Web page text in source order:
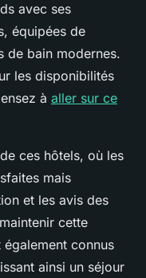
avec ses
équipées de
de bain modernes.
les disponibilités
à aller sur ce
ces hôtels, où les
mais
et les avis des
cette
connus
ainsi un séjour